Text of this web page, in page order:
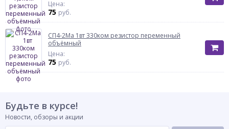
Цена:
75 руб.
СП4-2Ма 1вт 330ком резистор переменный
объёмный
Цена:
75 руб.
Будьте в курсе!
Новости, обзоры и акции